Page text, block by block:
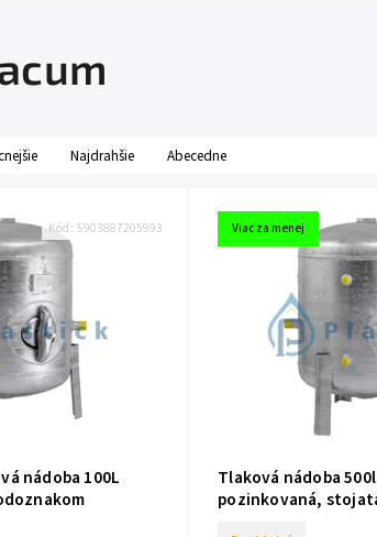
Najdrahšie Abecedne
nádoba 100L
Kód: 5903887205993 Viac za menej
Tlaková nádoba
pozinkovaná,